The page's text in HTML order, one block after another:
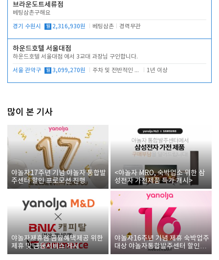
브라운도트세류점
베팅삼촌구해요
경기 수원시 월 2,316,930원 베팅삼촌 경력무관
하운드호텔 서울대점
하운드호텔 서울대점 에서 3교대 과장님 구인합니다.
서울 관악구 월 3,099,270원 주차 및 전반적인 당번업무 1년 이상
많이 본 기사
야놀자17주년 기념 야놀자 통합발
주센터 할인 프로모션 진행
<야놀자 MRO, 숙박업소 위한 삼
성전자 가전제품 특가 개시>
야놀자제휴점 금융혜택제공 위한
제휴 및 금융서비스 게시
야놀자16주년 기념 제휴 숙박업주
대상 야놀자통합발주센터 할인쿠
폰 증정